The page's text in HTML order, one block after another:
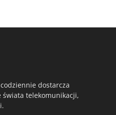
dostarcza
telekomunikacji,